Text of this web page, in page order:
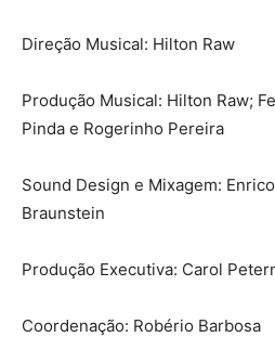
Direção Musical: Hilton Raw
Produção Musical: Hilton Raw;
Pinda e Rogerinho Pereira
Sound Design e Mixagem:
Braunstein
Produção Executiva: Carol
Coordenação: Robério Barbosa